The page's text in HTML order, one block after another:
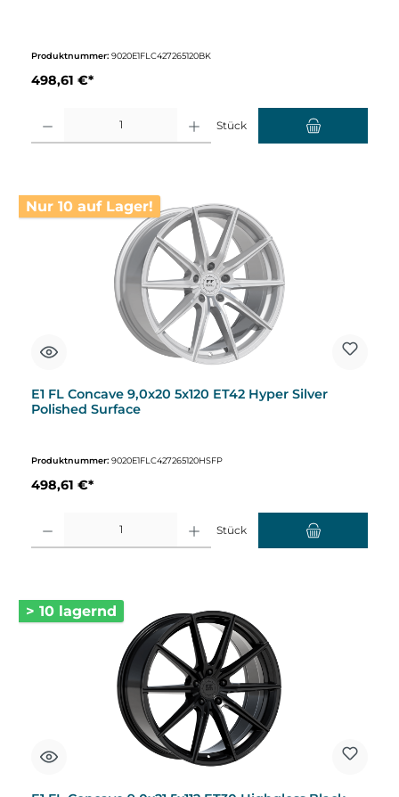
Produktnummer: 9020E1FLC427265120BK
498,61 €*
Stück
Nur 10 auf Lager!
E1 FL Concave 9,0x20 5x120 ET42 Hyper Silver
Polished Surface
Produktnummer: 9020E1FLC427265120HSFP
498,61 €*
Stück
> 10 lagernd